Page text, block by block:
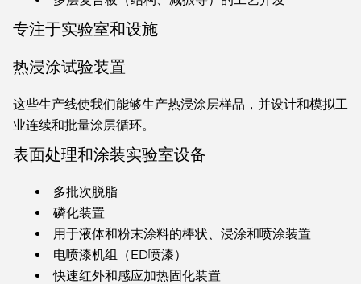
专注于实验室和设施
热浸涂试验装置
这些生产线使我们能够生产热浸涂层样品，并设计和模拟工
业连续和批量涂层循环。
表面处理和涂装实验室设备
多批次脱脂
磷化装置
用于液体和粉末涂料的棒状、浸涂和喷涂装置
电喷漆机组（ED喷漆）
快速红外和感应加热固化装置